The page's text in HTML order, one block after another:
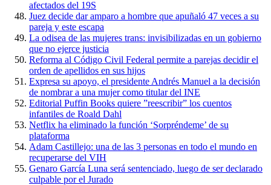
afectados del 19S
Juez decide dar amparo a hombre que apuñaló 47 veces a su
pareja y este escapa
La odisea de las mujeres trans: invisibilizadas en un gobierno
que no ejerce justicia
Reforma al Código Civil Federal permite a parejas decidir el
orden de apellidos en sus hijos
Expresa su apoyo, el presidente Andrés Manuel a la decisión
de nombrar a una mujer como titular del INE
Editorial Puffin Books quiere ”reescribir” los cuentos
infantiles de Roald Dahl
Netflix ha eliminado la función ‘Sorpréndeme’ de su
plataforma
Adam Castillejo: una de las 3 personas en todo el mundo en
recuperarse del VIH
Genaro García Luna será sentenciado, luego de ser declarado
culpable por el Jurado